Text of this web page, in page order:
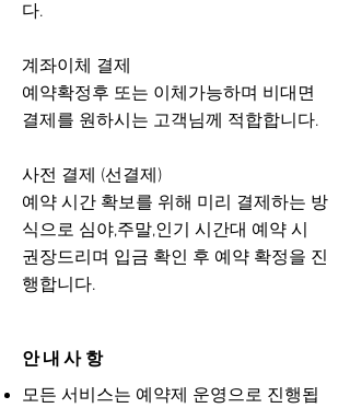
다.
계좌이체 결제
예약확정후 또는 이체가능하며 비대면
결제를 원하시는 고객님께 적합합니다.
사전 결제 (선결제)
​예약 시간 확보를 위해 미리 결제하는 방
식으로 심야,주말,인기 시간대 예약 시
권장드리며 입금 확인 후 예약 확정을 진
행합니다.
안내사항
모든 서비스는 예약제 운영으로 진행됩